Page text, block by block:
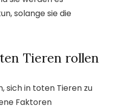
solange sie die
Tieren rollen
sich in toten Tieren zu
Faktoren